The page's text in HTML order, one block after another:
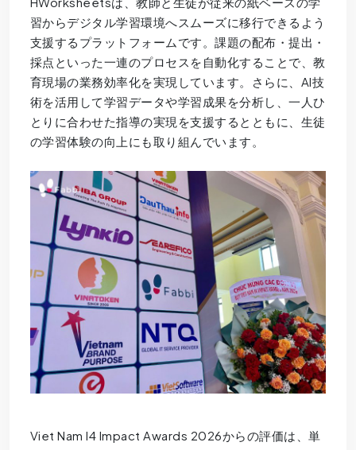
習からデジタル学習環境へスムーズに移行できるよう
支援するプラットフォームです。課題の配布・提出・
採点といった一連のプロセスを自動化することで、教
育現場の業務効率化を実現しています。さらに、AI技
術を活用して学習データや学習成果を分析し、一人ひ
とりに合わせた指導の実現を支援するとともに、生徒
の学習体験の向上にも取り組んでいます。
Viet Nam I4 Impact Awards 2026からの評価は、単